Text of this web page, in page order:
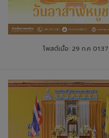
โพสต์เมื่อ: 29 ก.ค 01:37